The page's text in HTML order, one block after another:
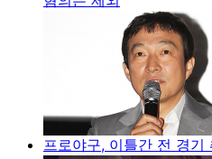
프로야구, 이틀간 전 경기